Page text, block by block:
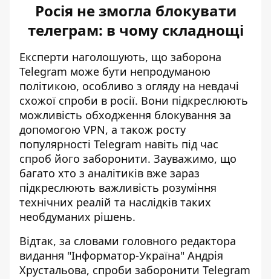
Росія не змогла блокувати
телеграм: в чому складнощі
Експерти наголошують, що заборона
Telegram може бути непродуманою
політикою, особливо з огляду на невдачі
схожої спроби в росії. Вони підкреслюють
можливість обходження блокування за
допомогою VPN, а також росту
популярності Telegram навіть під час
спроб його заборонити. Зауважимо, що
багато хто з аналітиків вже зараз
підкреслюють важливість розуміння
технічних реалій та наслідків таких
необдуманих рішень.
Відтак, за словами головного редактора
видання "Інформатор-Україна" Андрія
Хрустальова, спроби заборонити Telegram